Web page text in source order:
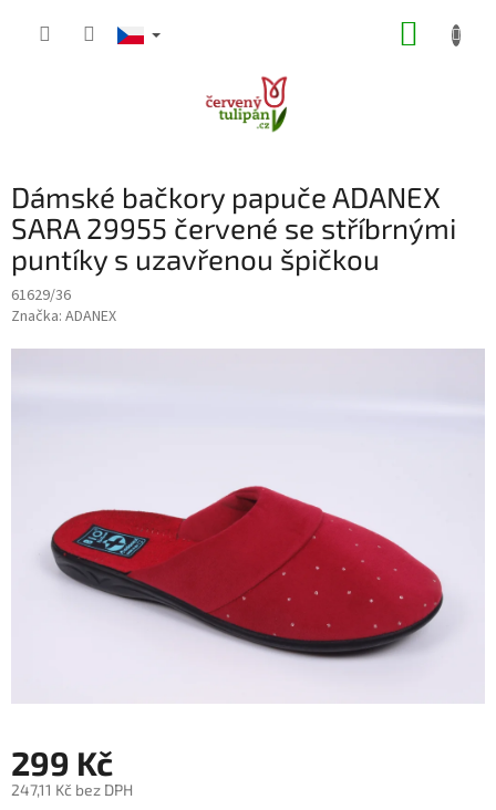
Dámské bačkory papuče ADANEX
SARA 29955 červené se stříbrnými
puntíky s uzavřenou špičkou
61629/36
Značka: ADANEX
299 Kč
247,11 Kč bez DPH